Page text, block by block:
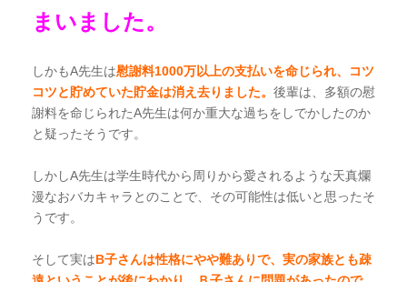
まいました。
しかもA先生は慰謝料1000万以上の支払いを命じられ、コツ
コツと貯めていた貯金は消え去りました。 後輩は、多額の慰
謝料を命じられたA先生は何か重大な過ちをしでかしたのか
と疑ったそうです。
しかしA先生は学生時代から周りから愛されるような天真爛
漫なおバカキャラとのことで、その可能性は低いと思ったそ
うです。
そして実はB子さんは性格にやや難ありで、実の家族とも疎